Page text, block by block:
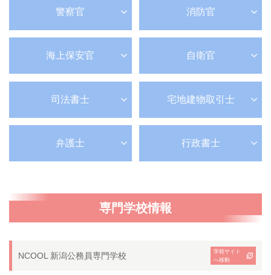
警察官 消防官
海上保安官 自衛官
司法書士 宅地建物取引士
弁護士 行政書士
専門学校情報
NCOOL 新潟公務員専門学校
学校サイト
へ移動